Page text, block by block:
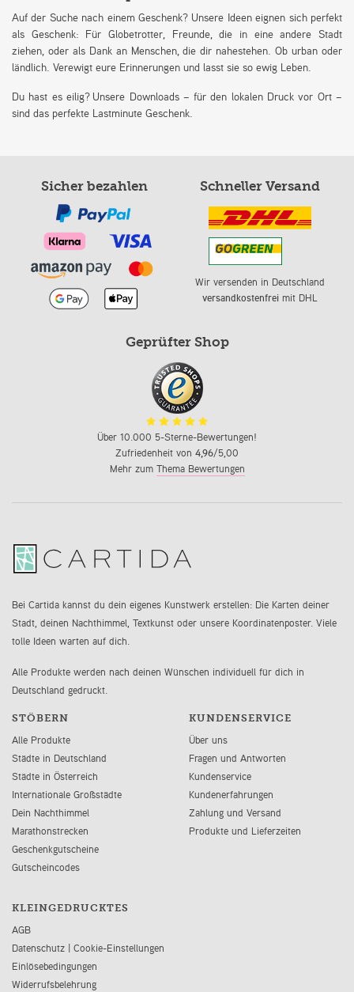
Auf der Suche nach einem Geschenk? Unsere Ideen eignen sich perfekt
als Geschenk: Für Globetrotter, Freunde, die in eine andere Stadt
ziehen, oder als Dank an Menschen, die dir nahestehen. Ob urban oder
ländlich. Verewigt eure Erinnerungen und lasst sie so ewig Leben.
Du hast es eilig? Unsere Downloads – für den lokalen Druck vor Ort –
sind das perfekte Lastminute Geschenk.
Sicher bezahlen Schneller Versand
Wir versenden in Deutschland
versandkostenfreimit DHL
Geprüfter Shop
Über 10.000 5-Sterne-Bewertungen!
Zufriedenheit von 4,96/5,00
Mehr zum Thema Bewertungen
Bei Cartida kannst du dein eigenes Kunstwerk erstellen: Die Karten deiner
Stadt, deinen Nachthimmel, Textkunst oder unsere Koordinatenposter. Viele
tolle Ideen warten auf dich.
Alle Produkte werden nach deinen Wünschen individuell für dich in
Deutschland gedruckt.
STÖBERN
Alle Produkte
Städte in Deutschland
Städte in Österreich
Internationale Großstädte
Dein Nachthimmel
Marathonstrecken
Geschenkgutscheine
Gutscheincodes
KUNDENSERVICE
Über uns
Fragen und Antworten
Kundenservice
Kundenerfahrungen
Zahlung und Versand
Produkte und Lieferzeiten
KLEINGEDRUCKTES
AGB
Datenschutz | Cookie-Einstellungen
Einlösebedingungen
Widerrufsbelehrung